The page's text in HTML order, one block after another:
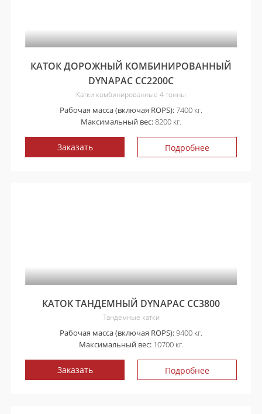
КАТОК ДОРОЖНЫЙ КОМБИНИРОВАННЫЙ
DYNAPAC CC2200C
Катки комбинированные 4 тонны
Рабочая масса (включая ROPS):7400 кг.
Максимальный вес:8200 кг.
Заказать Подробнее
КАТОК ТАНДЕМНЫЙ DYNAPAC CC3800
Тандемные катки
Рабочая масса (включая ROPS):9400 кг.
Максимальный вес:10700 кг.
Заказать Подробнее